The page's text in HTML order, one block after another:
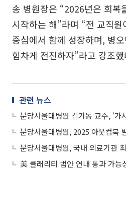
송 병원장은 “2026년은 회복
시작하는 해”라며 “전 교직원
중심에서 함께 성장하며, 병
힘차게 전진하자”라고 강조
관련 뉴스
분당서울대병원, 2025 아웃컴북